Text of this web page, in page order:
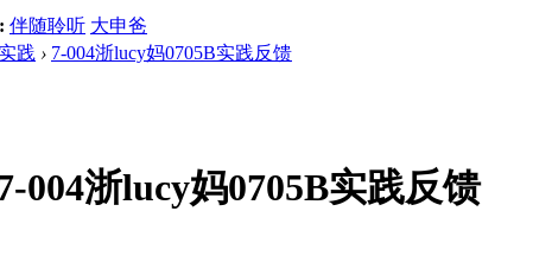
伴随聆听 大申爸
践 › 7-004浙lucy妈0705B实践反馈
004浙lucy妈0705B实践反馈